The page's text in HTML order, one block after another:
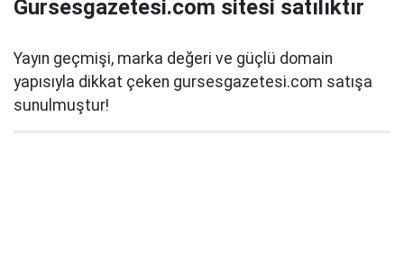
Gursesgazetesi.com sitesi satılıktır
Yayın geçmişi, marka değeri ve güçlü domain
yapısıyla dikkat çeken gursesgazetesi.com satışa
sunulmuştur!